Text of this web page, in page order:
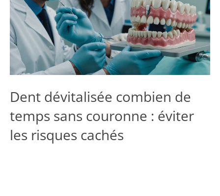
Dent dévitalisée combien de
temps sans couronne : éviter
les risques cachés